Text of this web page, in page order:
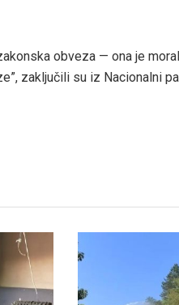
obveza — ona je
zaključili su iz Nacionalni